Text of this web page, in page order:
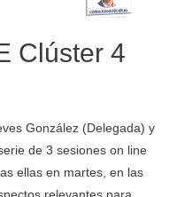
Clúster 4
González (Delegada) y
de 3 sesiones on line
ellas en martes, en las